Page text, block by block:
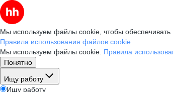
Мы используем файлы cookie, чтобы обеспечивать
Правила использования файлов cookie
Мы используем файлы cookie. Правила
Понятно
Ищу работу
Ищу работу